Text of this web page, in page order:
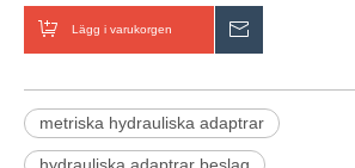
Lägg i varukorgen
metriska hydrauliska adaptrar